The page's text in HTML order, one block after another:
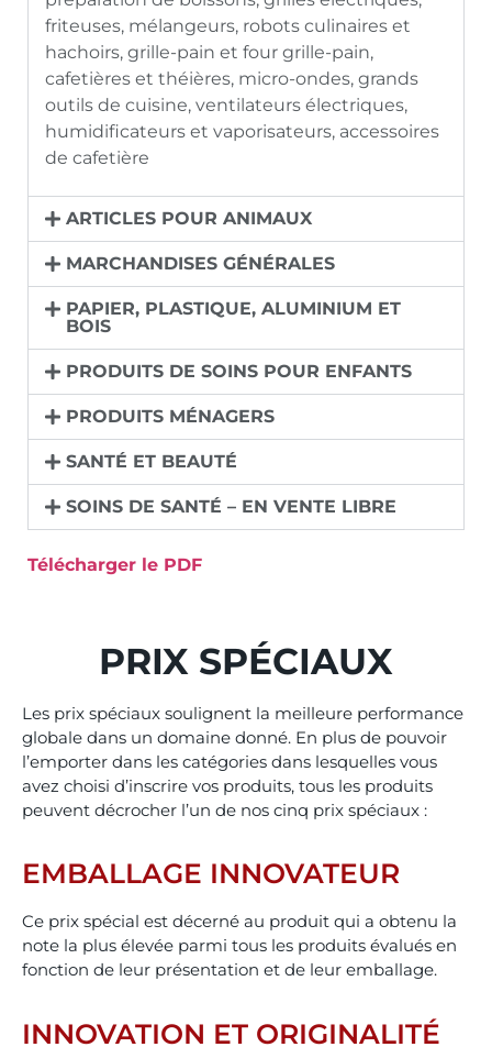
friteuses, mélangeurs, robots culinaires et
hachoirs, grille-pain et four grille-pain,
cafetières et théières, micro-ondes, grands
outils de cuisine, ventilateurs électriques,
humidificateurs et vaporisateurs, accessoires
de cafetière
ARTICLES POUR ANIMAUX
MARCHANDISES GÉNÉRALES
PAPIER, PLASTIQUE, ALUMINIUM ET
BOIS
PRODUITS DE SOINS POUR ENFANTS
PRODUITS MÉNAGERS
SANTÉ ET BEAUTÉ
SOINS DE SANTÉ – EN VENTE LIBRE
Télécharger le PDF
PRIX SPÉCIAUX​
Les prix spéciaux soulignent la meilleure performance
globale dans un domaine donné. En plus de pouvoir
l’emporter dans les catégories dans lesquelles vous
avez choisi d’inscrire vos produits, tous les produits
peuvent décrocher l’un de nos cinq prix spéciaux :
EMBALLAGE INNOVATEUR
Ce prix spécial est décerné au produit qui a obtenu la
note la plus élevée parmi tous les produits évalués en
fonction de leur présentation et de leur emballage.
INNOVATION ET ORIGINALITÉ